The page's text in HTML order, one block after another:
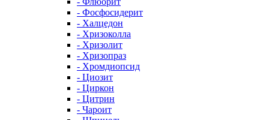
- Фосфосидерит
- Халцедон
- Хризоколла
- Хризолит
- Хризопраз
- Хромдиопсид
- Циозит
- Циркон
- Цитрин
- Чароит